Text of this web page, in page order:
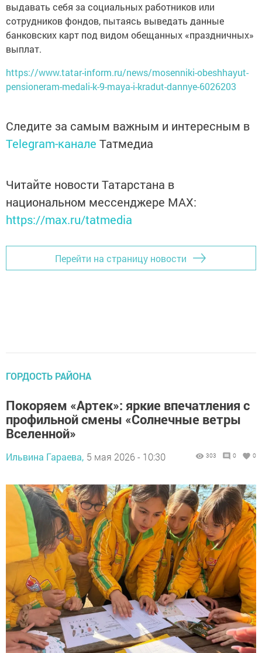
выдавать себя за социальных работников или
сотрудников фондов, пытаясь выведать данные
банковских карт под видом обещанных «праздничных»
выплат.
https://www.tatar-inform.ru/news/mosenniki-obeshhayut-
pensioneram-medali-k-9-maya-i-kradut-dannye-6026203
Следите за самым важным и интересным в
Telegram-канале Татмедиа
Читайте новости Татарстана в
национальном мессенджере MАХ:
https://max.ru/tatmedia
Перейти на страницу новости
ГОРДОСТЬ РАЙОНА
Покоряем «Артек»: яркие впечатления с
профильной смены «Солнечные ветры
Вселенной»
Ильвина Гараева, 5 мая 2026 - 10:30 303 0 0